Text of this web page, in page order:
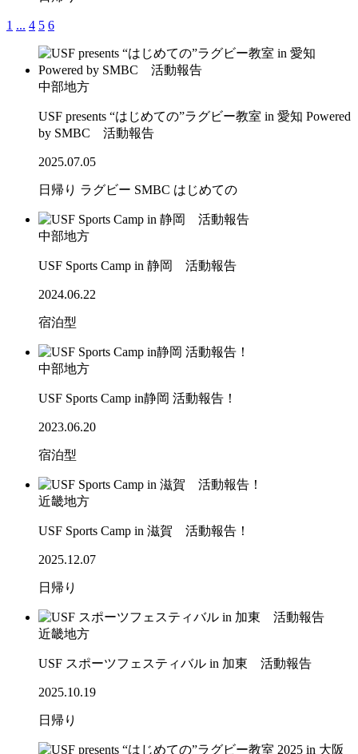
1 ... 4 5 6
中部地方
USF presents “はじめての”ラグビー教室 in 愛知 Powered
by SMBC 活動報告
2025.07.05
日帰り ラグビー SMBC はじめての
中部地方
USF Sports Camp in 静岡 活動報告
2024.06.22
宿泊型
中部地方
USF Sports Camp in静岡 活動報告！
2023.06.20
宿泊型
近畿地方
USF Sports Camp in 滋賀 活動報告！
2025.12.07
日帰り
近畿地方
USF スポーツフェスティバル in 加東 活動報告
2025.10.19
日帰り